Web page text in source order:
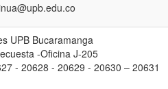
UPB Bucaramanga
-Oficina J-205
- 20628 - 20629 - 20630 – 20631